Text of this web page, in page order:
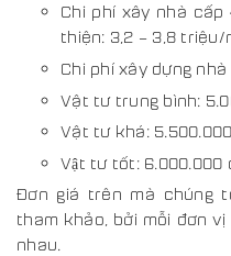
Chi phí xây nhà
thiện: 3,2 – 3,8 triệu/
Chi phí xây dựng
Vật tư trung bình:
Vật tư khá:
Vật tư tốt: 6.000.000
Đơn giá trên mà chúng
tham khảo, bởi mỗi đơn
nhau.